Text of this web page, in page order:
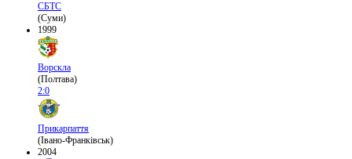
СБТС
(Суми)
1999
Ворскла
(Полтава)
2:0
Прикарпаття
(Івано-Франківськ)
2004